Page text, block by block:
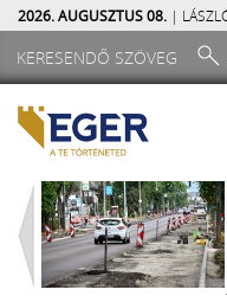
2026. AUGUSZTUS 08. |